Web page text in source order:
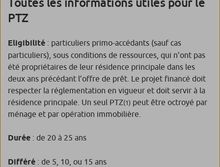
PTZ
Eligibilité : particuliers primo-accédants (sauf cas
particuliers), sous conditions de ressources, qui n’ont pas
été propriétaires de leur résidence principale dans les
deux ans précédant l’offre de prêt. Le projet financé doit
respecter la réglementation en vigueur et doit servir à la
résidence principale. Un seul PTZ(1) peut être octroyé par
ménage et par opération immobilière.
Durée : de 20 à 25 ans
Différé : de 5, 10, ou 15 ans